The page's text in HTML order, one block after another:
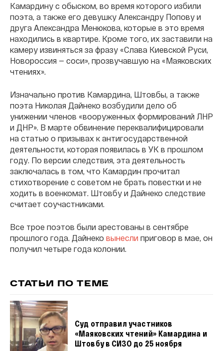
Камардину с обыском, во время которого избили
поэта, а также его девушку Александру Попову и
друга Александра Менюкова, которые в это время
находились в квартире. Кроме того, их заставили на
камеру извиняться за фразу «Слава Киевской Руси,
Новороссия — соси», прозвучавшую на «Маяковских
чтениях».
Изначально против Камардина, Штовбы, а также
поэта Николая Дайнеко возбудили дело об
унижении членов «вооруженных формирований ЛНР
и ДНР». В марте обвинение переквалифицировали
на статью о призывах к антигосударственной
деятельности, которая появилась в УК в прошлом
году. По версии следствия, эта деятельность
заключалась в том, что Камардин прочитал
стихотворение с советом не брать повестки и не
ходить в военкомат. Штовбу и Дайнеко следствие
считает соучастниками.
Все трое поэтов были арестованы в сентябре
прошлого года. Дайнеко вынесли приговор в мае, он
получил четыре года колонии.
СТАТЬИ ПО ТЕМЕ
Суд отправил участников
«Маяковских чтений» Камардина и
Штовбу в СИЗО до 25 ноября